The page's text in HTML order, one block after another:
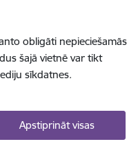
obligāti nepieciešamās
šajā vietnē var tikt
sīkdatnes.
Apstiprināt visas